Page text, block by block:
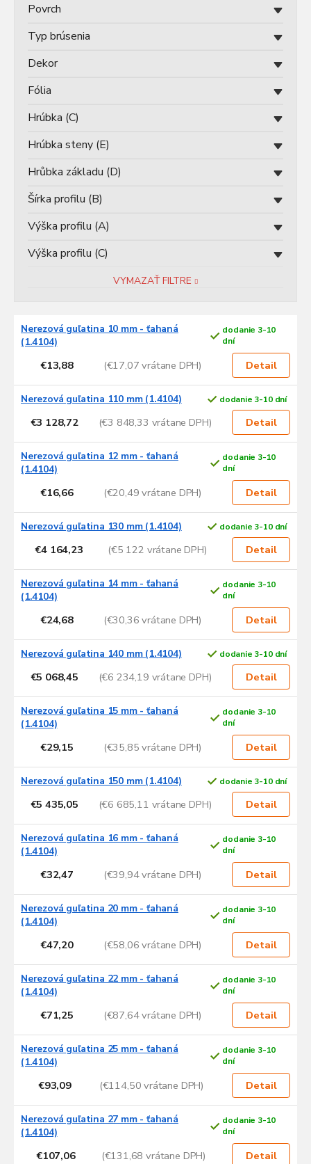
Dekor
Fólia
Hrúbka (C)
Hrúbka steny (E)
Hrůbka základu (D)
Povrch
Šírka profilu (B)
Typ brúsenia
Výška profilu (A)
Výška profilu (C)
VYMAZAŤ FILTRE
V
p
s
p
d
Nerezová guľatina 10 mm - ťahaná
(1.4104)
dodanie 3-10
dní
€13,88 (€17,07 vrátane DPH) Detail
Nerezová guľatina 110 mm (1.4104) dodanie 3-10 dní
€3 128,72 (€3 848,33 vrátane DPH) Detail
Nerezová guľatina 12 mm - ťahaná
(1.4104)
dodanie 3-10
dní
€16,66 (€20,49 vrátane DPH) Detail
Nerezová guľatina 130 mm (1.4104) dodanie 3-10 dní
€4 164,23 (€5 122 vrátane DPH) Detail
Nerezová guľatina 14 mm - ťahaná
(1.4104)
dodanie 3-10
dní
€24,68 (€30,36 vrátane DPH) Detail
Nerezová guľatina 140 mm (1.4104) dodanie 3-10 dní
€5 068,45 (€6 234,19 vrátane DPH) Detail
Nerezová guľatina 15 mm - ťahaná
(1.4104)
dodanie 3-10
dní
€29,15 (€35,85 vrátane DPH) Detail
Nerezová guľatina 150 mm (1.4104) dodanie 3-10 dní
€5 435,05 (€6 685,11 vrátane DPH) Detail
Nerezová guľatina 16 mm - ťahaná
(1.4104)
dodanie 3-10
dní
€32,47 (€39,94 vrátane DPH) Detail
Nerezová guľatina 20 mm - ťahaná
(1.4104)
dodanie 3-10
dní
€47,20 (€58,06 vrátane DPH) Detail
Nerezová guľatina 22 mm - ťahaná
(1.4104)
dodanie 3-10
dní
€71,25 (€87,64 vrátane DPH) Detail
Nerezová guľatina 25 mm - ťahaná
(1.4104)
dodanie 3-10
dní
€93,09 (€114,50 vrátane DPH) Detail
Nerezová guľatina 27 mm - ťahaná
(1.4104)
dodanie 3-10
dní
€107,06 (€131,68 vrátane DPH) Detail